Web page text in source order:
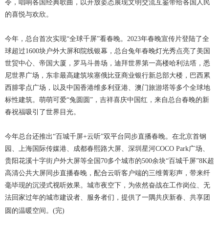
令，唱响各国经典歌曲，以开放姿态展现文明交流互鉴带给各国人民
的喜悦与欢欣。
今年，总台首次实现“全球千屏”看春晚。2023年春晚宣传片登陆了全
球超过1600块户外大屏和院线银幕，总台兔年春晚灯光秀点亮了美国
世贸中心、帝国大厦，罗马斗兽场，迪拜世界第一高楼哈利法塔，悉
尼世界广场，东非最高建筑埃塞俄比亚商业银行新总部大楼，巴西累
西腓零点广场，以及中国香港维多利亚港、澳门旅游塔等多个全球地
标性建筑。萌萌可爱“兔圆圆”，吉祥喜庆中国红，来自总台春晚的新
春祝福吸引了世界目光。
今年总台还推出“百城千屏+云听”双平台同步直播春晚。在北京首钢
园、上海国际传媒港、成都春熙路大屏、深圳星河COCO Park广场、
贵阳花溪十字街户外大屏等全国70多个城市的500余块“百城千屏”8K超
高清公共大屏同步直播春晚，配合云听客户端的三维菁彩声，带来纤
毫毕现的沉浸式视听效果。城市夜空下，为依然奋战在工作岗位、无
法回家过年的城市建设者、服务者们，提供了一隅共庆新春、共享团
圆的温暖空间。(完)